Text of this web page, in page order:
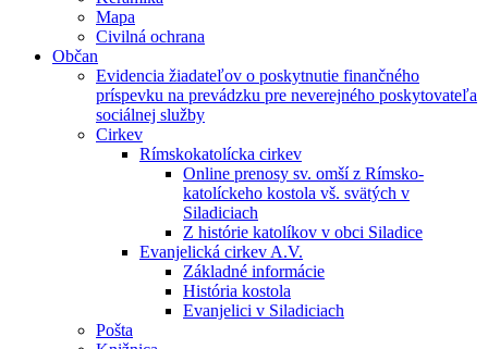
Mapa
Civilná ochrana
Občan
Evidencia žiadateľov o poskytnutie finančného
príspevku na prevádzku pre neverejného poskytovateľa
sociálnej služby
Cirkev
Rímskokatolícka cirkev
Online prenosy sv. omší z Rímsko-
katolíckeho kostola vš. svätých v
Siladiciach
Z histórie katolíkov v obci Siladice
Evanjelická cirkev A.V.
Základné informácie
História kostola
Evanjelici v Siladiciach
Pošta